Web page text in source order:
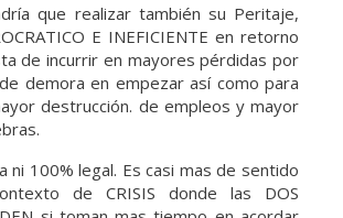
que realizar también su Peritaje,
E INEFICIENTE en retorno
de incurrir en mayores pérdidas por
demora en empezar así como para
destrucción. de empleos y mayor
ni 100% legal. Es casi mas de sentido
de CRISIS donde las DOS